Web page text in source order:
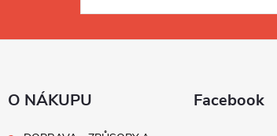
O NÁKUPU Facebook